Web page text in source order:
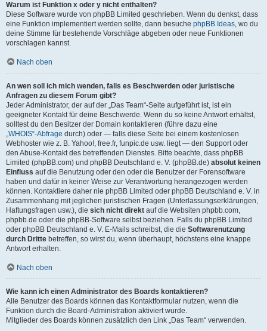
Warum ist Funktion x oder y nicht enthalten?
Diese Software wurde von phpBB Limited geschrieben. Wenn du denkst, dass
eine Funktion implementiert werden sollte, dann besuche phpBB Ideas, wo du
deine Stimme für bestehende Vorschläge abgeben oder neue Funktionen
vorschlagen kannst.
Nach oben
An wen soll ich mich wenden, falls es Beschwerden oder juristische
Anfragen zu diesem Forum gibt?
Jeder Administrator, der auf der „Das Team“-Seite aufgeführt ist, ist ein
geeigneter Kontakt für deine Beschwerde. Wenn du so keine Antwort erhältst,
solltest du den Besitzer der Domain kontaktieren (führe dazu eine
„WHOIS“-Abfrage durch) oder — falls diese Seite bei einem kostenlosen
Webhoster wie z. B. Yahoo!, free.fr, funpic.de usw. liegt — den Support oder
den Abuse-Kontakt des betreffenden Dienstes. Bitte beachte, dass phpBB
Limited (phpBB.com) und phpBB Deutschland e. V. (phpBB.de) absolut keinen
Einfluss auf die Benutzung oder den oder die Benutzer der Forensoftware
haben und dafür in keiner Weise zur Verantwortung herangezogen werden
können. Kontaktiere daher nie phpBB Limited oder phpBB Deutschland e. V. in
Zusammenhang mit jeglichen juristischen Fragen (Unterlassungserklärungen,
Haftungsfragen usw.), die sich nicht direkt auf die Websiten phpbb.com,
phpbb.de oder die phpBB-Software selbst beziehen. Falls du phpBB Limited
oder phpBB Deutschland e. V. E-Mails schreibst, die die Softwarenutzung
durch Dritte betreffen, so wirst du, wenn überhaupt, höchstens eine knappe
Antwort erhalten.
Nach oben
Wie kann ich einen Administrator des Boards kontaktieren?
Alle Benutzer des Boards können das Kontaktformular nutzen, wenn die
Funktion durch die Board-Administration aktiviert wurde.
Mitglieder des Boards können zusätzlich den Link „Das Team“ verwenden.